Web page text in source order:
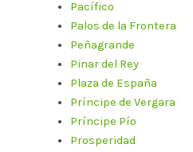
Pacífico
Palos de la Frontera
Peñagrande
Pinar del Rey
Plaza de España
Príncipe de Vergara
Príncipe Pío
Prosperidad